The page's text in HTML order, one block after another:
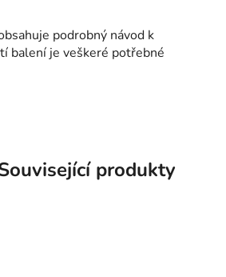
podrobný návod k
balení je veškeré potřebné
produkty